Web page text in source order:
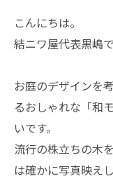
こんにちは。
結ニワ屋代表黒嶋で
お庭のデザインを
るおしゃれな「和
いです。
流行の株立ちの木
は確かに写真映えし